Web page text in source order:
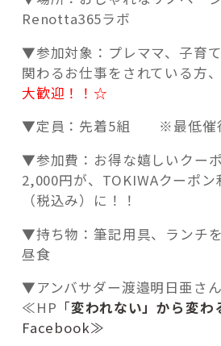
Renotta365ラボ
▼参加対象：プレママ、子育
関わるお仕事をされている方、
大歓迎！！☆
▼定員：先着5組 ※最低催
▼参加費：お得な嬉しいクー
2,000円が、TOKIWAクーポン
（税込み）に！！
▼持ち物：筆記用具、ランチ
昼食
▼アンバサダー渡邉明日亜さ
≪HP 「変われない」から変わ
Facebook≫